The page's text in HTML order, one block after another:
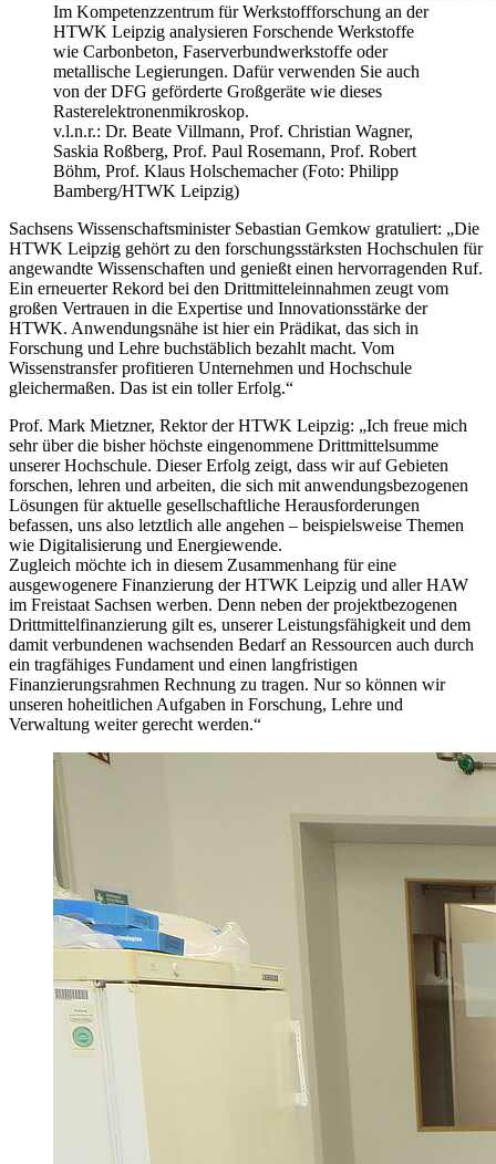
Im Kompetenzzentrum für Werkstoffforschung an der
HTWK Leipzig analysieren Forschende Werkstoffe
wie Carbonbeton, Faserverbundwerkstoffe oder
metallische Legierungen. Dafür verwenden Sie auch
von der DFG geförderte Großgeräte wie dieses
Rasterelektronenmikroskop.
v.l.n.r.: Dr. Beate Villmann, Prof. Christian Wagner,
Saskia Roßberg, Prof. Paul Rosemann, Prof. Robert
Böhm, Prof. Klaus Holschemacher (Foto: Philipp
Bamberg/HTWK Leipzig)
Sachsens Wissenschaftsminister Sebastian Gemkow gratuliert: „Die
HTWK Leipzig gehört zu den forschungsstärksten Hochschulen für
angewandte Wissenschaften und genießt einen hervorragenden Ruf.
Ein erneuerter Rekord bei den Drittmitteleinnahmen zeugt vom
großen Vertrauen in die Expertise und Innovationsstärke der
HTWK. Anwendungsnähe ist hier ein Prädikat, das sich in
Forschung und Lehre buchstäblich bezahlt macht. Vom
Wissenstransfer profitieren Unternehmen und Hochschule
gleichermaßen. Das ist ein toller Erfolg.“
Prof. Mark Mietzner, Rektor der HTWK Leipzig: „Ich freue mich
sehr über die bisher höchste eingenommene Drittmittelsumme
unserer Hochschule. Dieser Erfolg zeigt, dass wir auf Gebieten
forschen, lehren und arbeiten, die sich mit anwendungsbezogenen
Lösungen für aktuelle gesellschaftliche Herausforderungen
befassen, uns also letztlich alle angehen – beispielsweise Themen
wie Digitalisierung und Energiewende.
Zugleich möchte ich in diesem Zusammenhang für eine
ausgewogenere Finanzierung der HTWK Leipzig und aller HAW
im Freistaat Sachsen werben. Denn neben der projektbezogenen
Drittmittelfinanzierung gilt es, unserer Leistungsfähigkeit und dem
damit verbundenen wachsenden Bedarf an Ressourcen auch durch
ein tragfähiges Fundament und einen langfristigen
Finanzierungsrahmen Rechnung zu tragen. Nur so können wir
unseren hoheitlichen Aufgaben in Forschung, Lehre und
Verwaltung weiter gerecht werden.“